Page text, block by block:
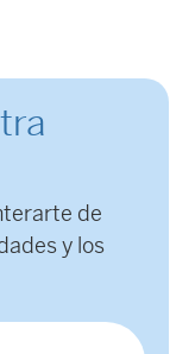
de
y los